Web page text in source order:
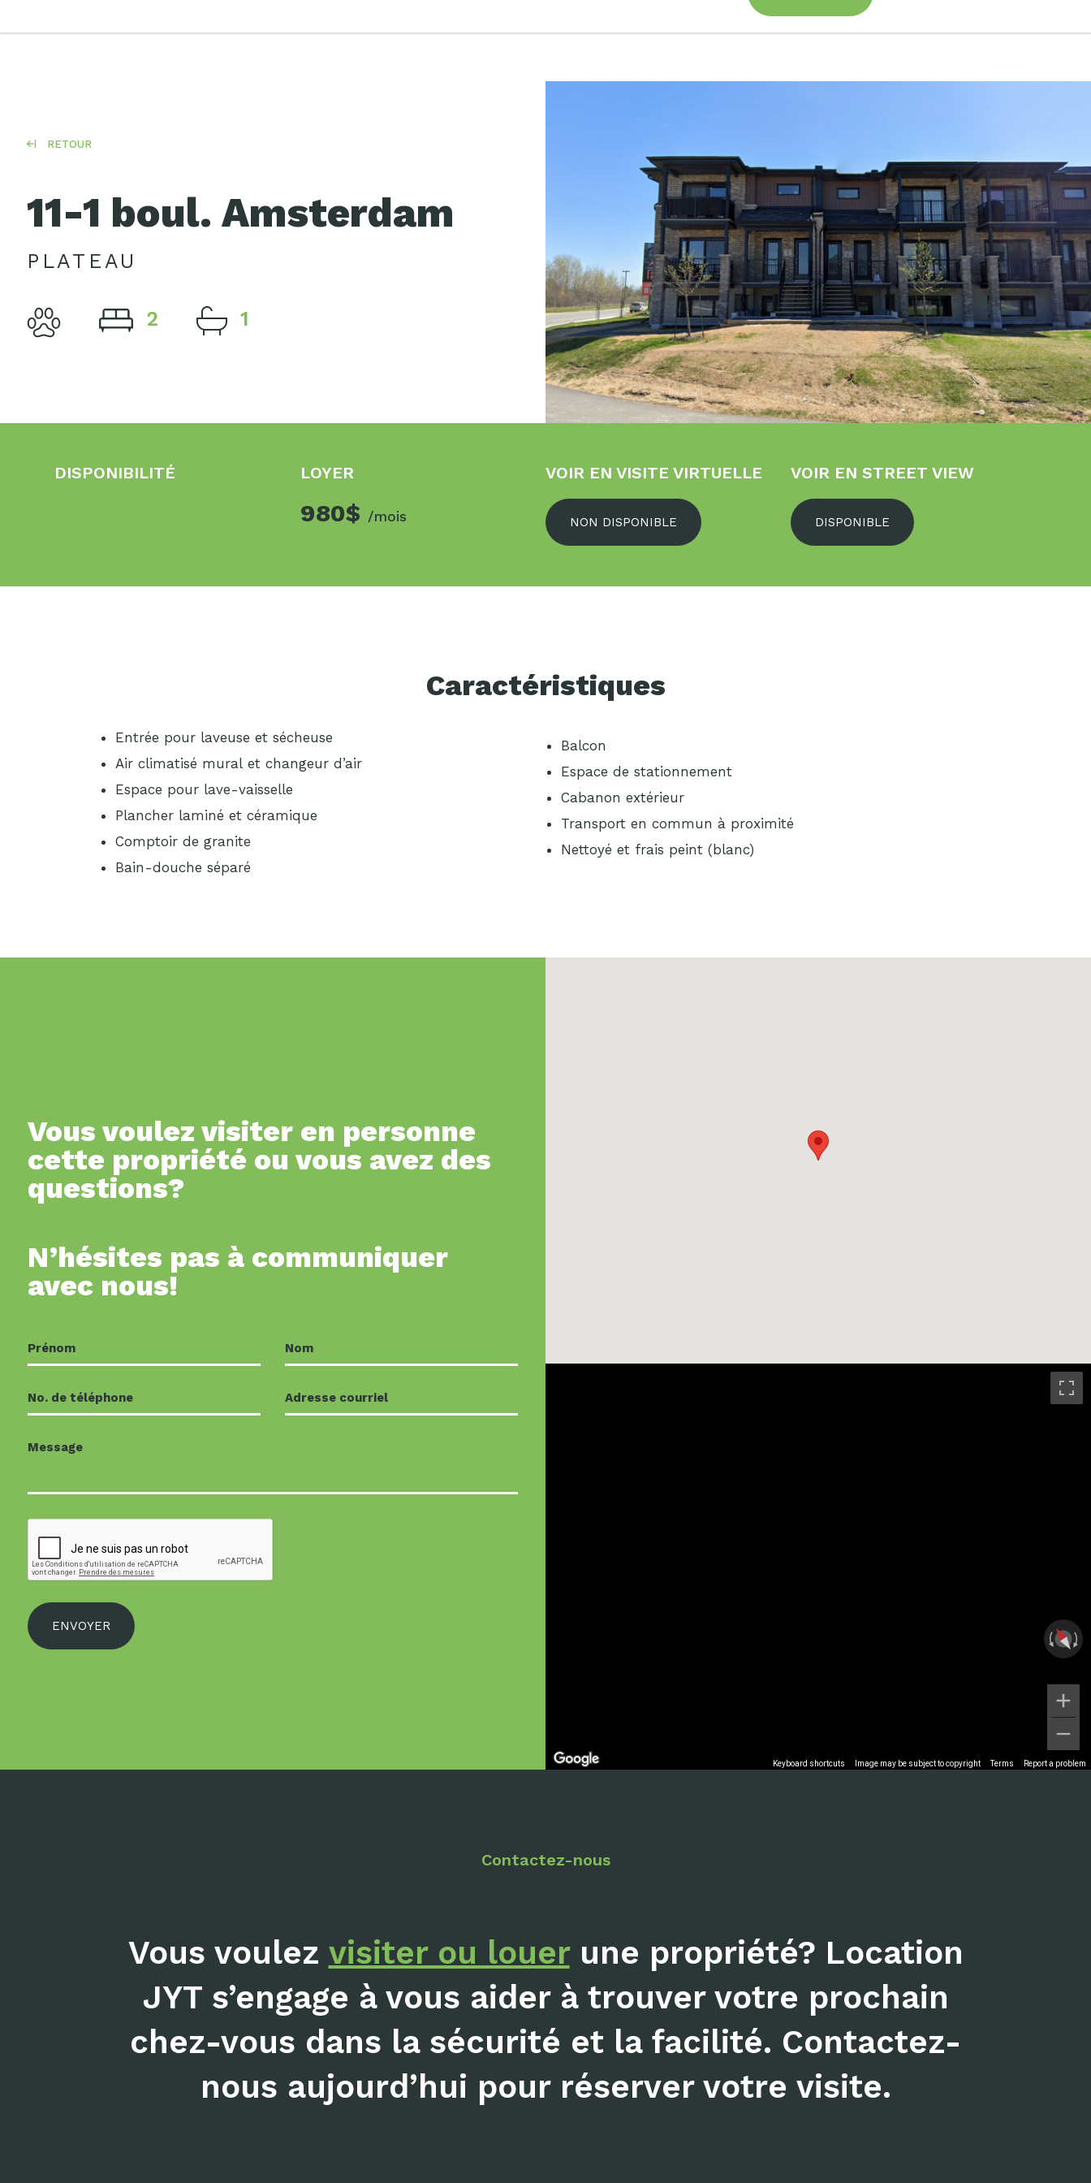
RETOUR
11-1 boul. Amsterdam
PLATEAU
2 1
DISPONIBILITÉ LOYER
980$ /mois
VOIR EN VISITE VIRTUELLE
NON DISPONIBLE
VOIR EN STREET VIEW
DISPONIBLE
Caractéristiques
Entrée pour laveuse et sécheuse
Air climatisé mural et changeur d’air
Espace pour lave-vaisselle
Plancher laminé et céramique
Comptoir de granite
Bain-douche séparé
Balcon
Espace de stationnement
Cabanon extérieur
Transport en commun à proximité
Nettoyé et frais peint (blanc)
Vous voulez visiter en personne
cette propriété ou vous avez des
questions?
N’hésites pas à communiquer
avec nous!
Keyboard shortcuts Image may be subject to copyright Terms Report a problem
Contactez-nous
Vous voulez visiter ou louerune propriété? Location
JYT s’engage à vous aider à trouver votre prochain
chez-vous dans la sécurité et la facilité. Contactez-
nous aujourd’hui pour réserver votre visite.